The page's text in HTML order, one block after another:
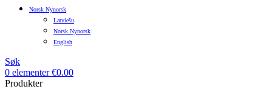
Norsk Nynorsk
Latviešu
Norsk Nynorsk
English
Søk
0 elementer €0.00
Produkter